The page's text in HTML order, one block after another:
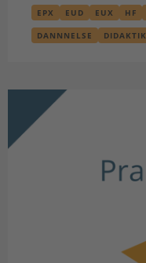
EPX EUD EUX HF
DANNNELSE DIDAKTIK